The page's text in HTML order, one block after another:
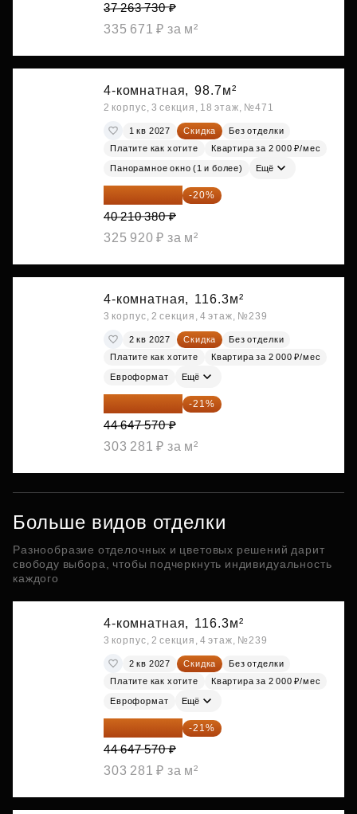
37 263 730 ₽
335 671 ₽ за м²
4-комнатная, 98.7м²
2 корпус, 3 секция, 18 этаж, №471
1 кв 2027 Скидка
Без отделки
Платите как хотите
Квартира за 2 000 ₽/мес
Панорамное окно (1 и более) Ещё
32 168 304 ₽ -20%
40 210 380 ₽
325 920 ₽ за м²
4-комнатная, 116.3м²
3 корпус, 2 секция, 4 этаж, №239
2 кв 2027 Скидка
Без отделки
Платите как хотите
Квартира за 2 000 ₽/мес
Евроформат Ещё
35 271 580 ₽ -21%
44 647 570 ₽
303 281 ₽ за м²
Больше видов отделки
Разнообразие отделочных и цветовых решений дарит
свободу выбора, чтобы подчеркнуть индивидуальность
каждого
4-комнатная, 116.3м²
3 корпус, 2 секция, 4 этаж, №239
2 кв 2027 Скидка
Без отделки
Платите как хотите
Квартира за 2 000 ₽/мес
Евроформат Ещё
35 271 580 ₽ -21%
44 647 570 ₽
303 281 ₽ за м²